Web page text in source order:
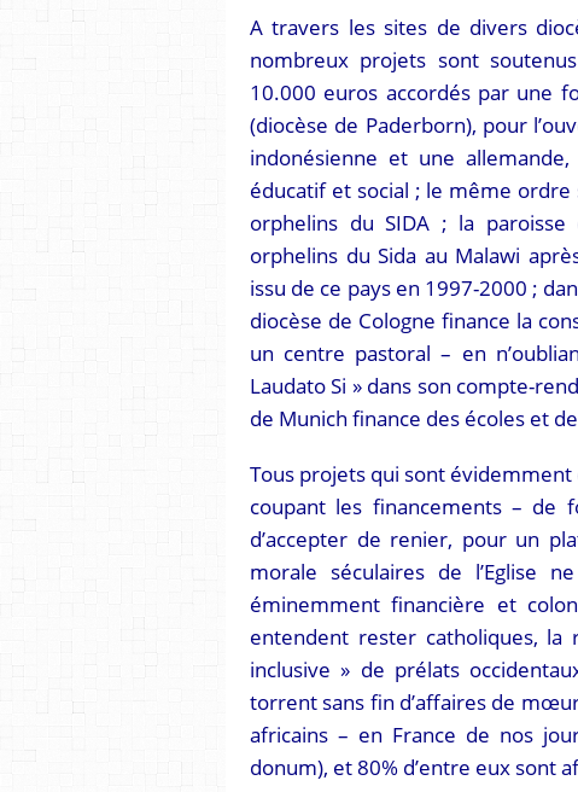
A travers les sites de divers
nombreux projets sont
10.000 euros accordés par une
(diocèse de Paderborn), pour
indonésienne et une
éducatif et social ; le même
orphelins du SIDA ; la
orphelins du Sida au Malawi
issu de ce pays en 1997-2000 ;
diocèse de Cologne finance la
un centre pastoral – en
Laudato Si » dans son compte-
de Munich finance des écoles et
Tous projets qui sont
coupant les financements – de
d’accepter de renier, pour un
morale séculaires de l’Eglise
éminemment financière et
entendent rester catholiques,
inclusive » de prélats
torrent sans fin d’affaires de
africains – en France de nos
donum), et 80% d’entre eux sont